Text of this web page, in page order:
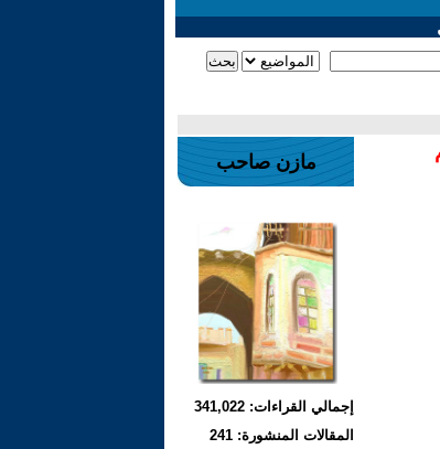
مازن صاحب
إجمالي القراءات: 341,022
المقالات المنشورة: 241